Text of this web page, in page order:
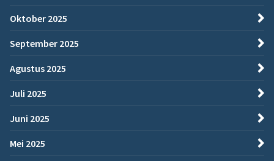
Oktober 2025
September 2025
Agustus 2025
Juli 2025
Juni 2025
Mei 2025